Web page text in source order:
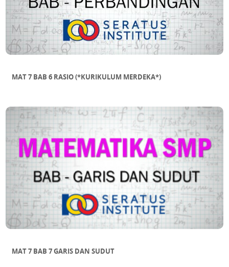
MAT 7 BAB 6 RASIO (*KURIKULUM MERDEKA*)
MAT 7 BAB 7 GARIS DAN SUDUT